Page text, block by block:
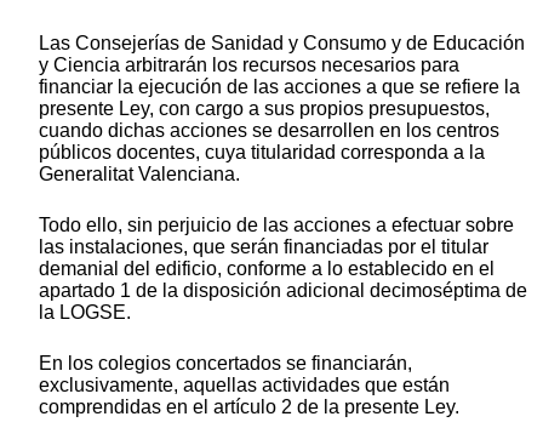
Las Consejerías de Sanidad y Consumo y de Educación
y Ciencia arbitrarán los recursos necesarios para
financiar la ejecución de las acciones a que se refiere la
presente Ley, con cargo a sus propios presupuestos,
cuando dichas acciones se desarrollen en los centros
públicos docentes, cuya titularidad corresponda a la
Generalitat Valenciana.
Todo ello, sin perjuicio de las acciones a efectuar sobre
las instalaciones, que serán financiadas por el titular
demanial del edificio, conforme a lo establecido en el
apartado 1 de la disposición adicional decimoséptima de
la LOGSE.
En los colegios concertados se financiarán,
exclusivamente, aquellas actividades que están
comprendidas en el artículo 2 de la presente Ley.